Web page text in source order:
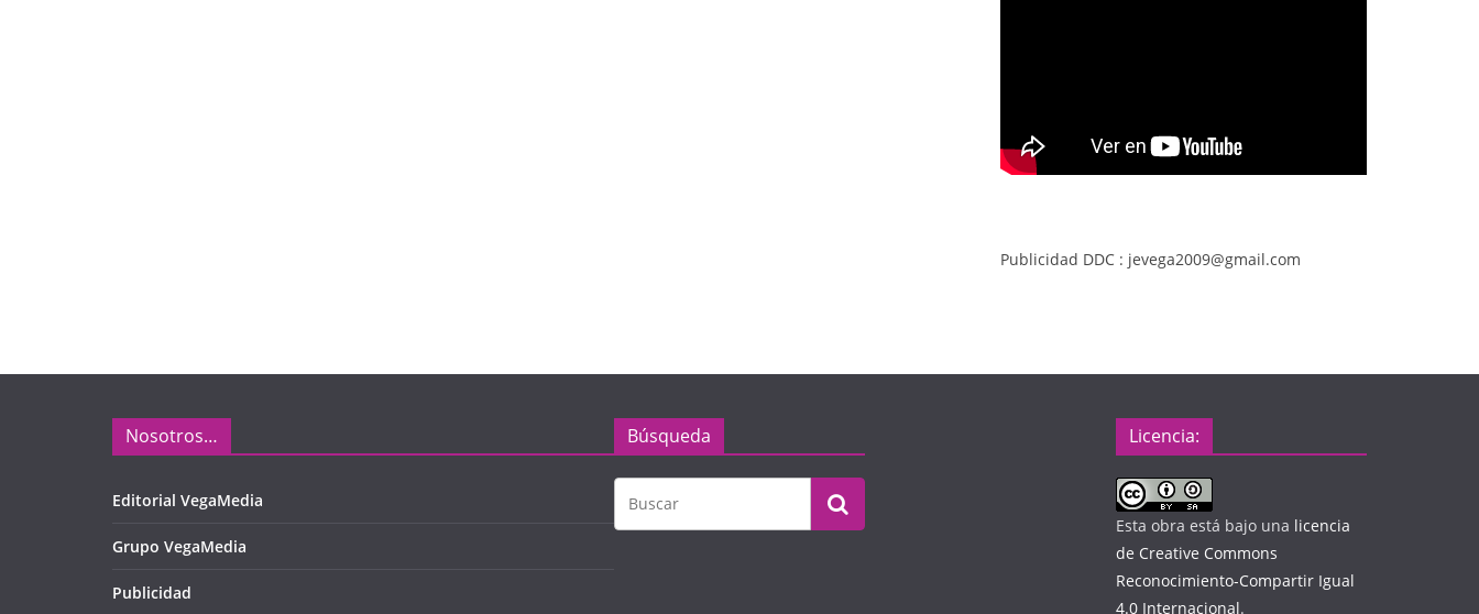
Publicidad DDC : jevega2009@gmail.com
Nosotros…
Editorial VegaMedia
Grupo VegaMedia
Publicidad
Búsqueda Licencia:
Esta obra está bajo una licencia
de Creative Commons
Reconocimiento-Compartir Igual
4.0 Internacional.